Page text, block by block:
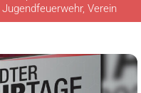
Jugendfeuerwehr, Verein